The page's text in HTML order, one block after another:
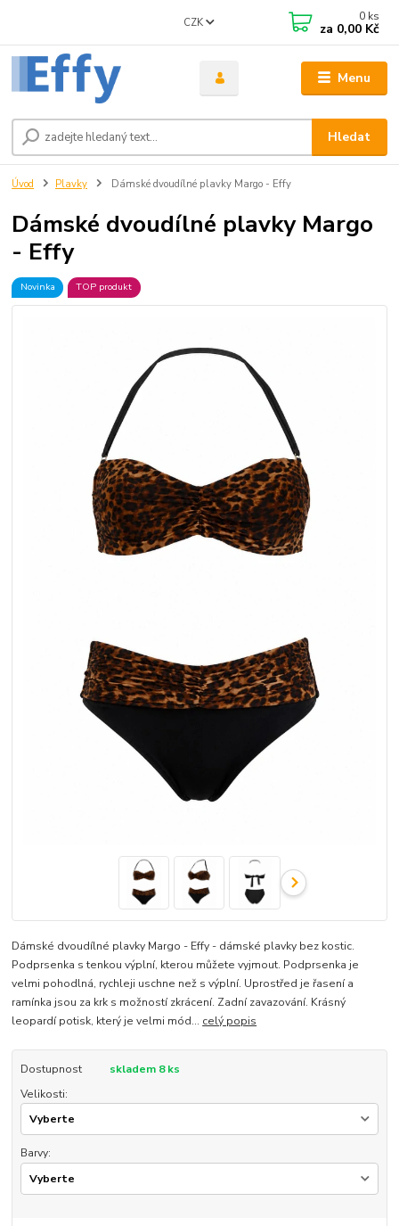
Menu
CZK
Hledat
0 ks
za 0,00 Kč
Úvod Plavky Dámské dvoudílné plavky Margo - Effy
Dámské dvoudílné plavky Margo
- Effy
Novinka TOP produkt
Dámské dvoudílné plavky Margo - Effy - dámské plavky bez kostic.
Podprsenka s tenkou výplní, kterou můžete vyjmout. Podprsenka je
velmi pohodlná, rychleji uschne než s výplní. Uprostřed je řasení a
ramínka jsou za krk s možností zkrácení. Zadní zavazování. Krásný
leopardí potisk, který je velmi mód... celý popis
Dostupnost
skladem 8 ks
Velikosti:
Barvy: